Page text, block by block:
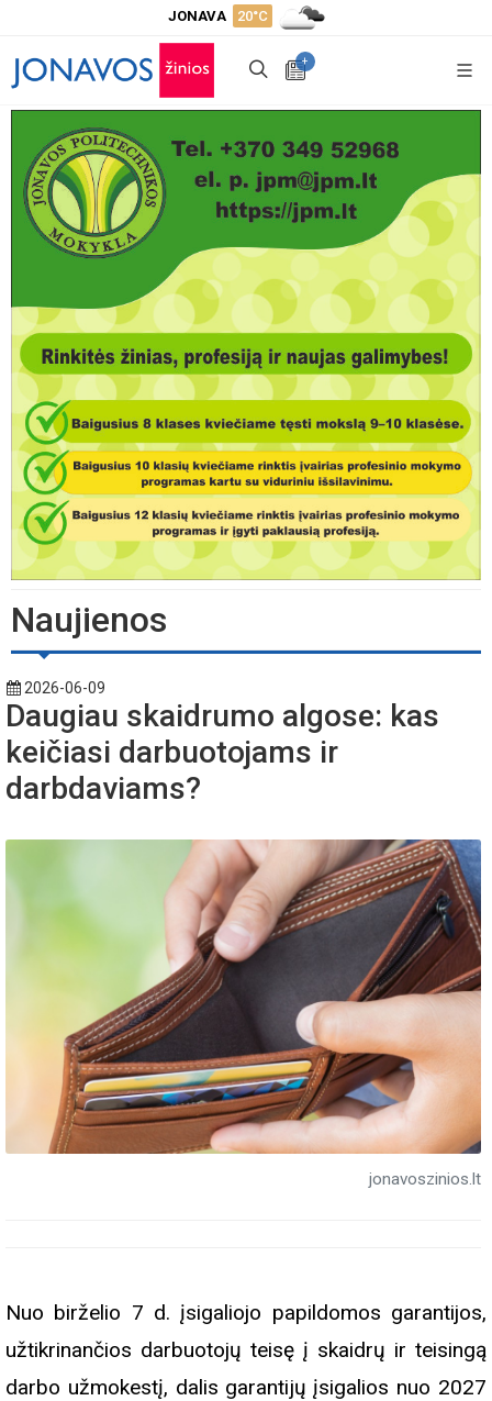
JONAVA 20°C
+
Naujienos
2026-06-09
Daugiau skaidrumo algose: kas
keičiasi darbuotojams ir
darbdaviams?
jonavoszinios.lt
Nuo birželio 7 d. įsigaliojo papildomos garantijos,
užtikrinančios darbuotojų teisę į skaidrų ir teisingą
darbo užmokestį, dalis garantijų įsigalios nuo 2027